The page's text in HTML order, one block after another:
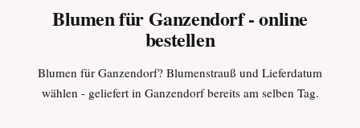
Blumen für Ganzendorf - online
bestellen
Blumen für Ganzendorf? Blumenstrauß und Lieferdatum
wählen - geliefert in Ganzendorf bereits am selben Tag.